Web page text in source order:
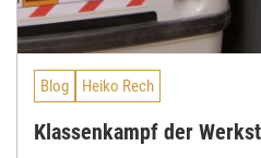
Blog Heiko Rech
Klassenkampf der